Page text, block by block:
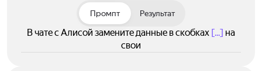
Промпт Результат
В чате с Алисой замените данные в скобках [...] на
свои